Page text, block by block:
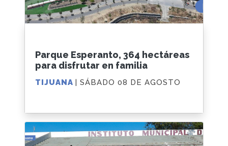
Parque Esperanto, 364 hectáreas
para disfrutar en familia
TIJUANA | SÁBADO 08 DE AGOSTO